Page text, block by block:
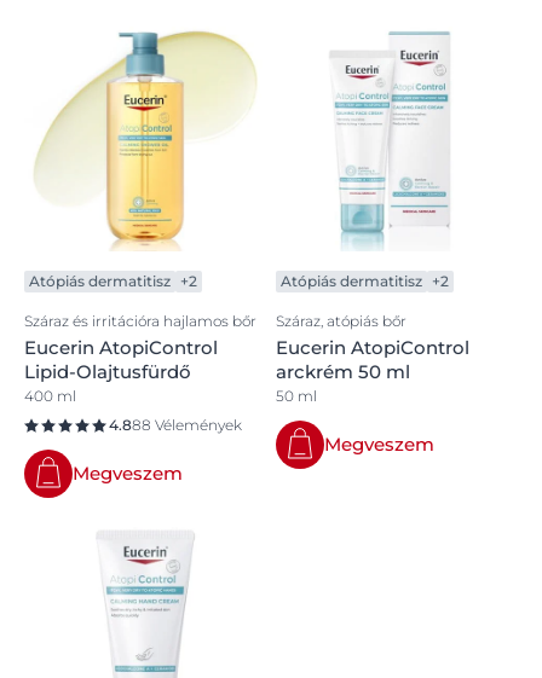
Atópiás dermatitisz +2
Száraz és irritációra hajlamos bőr
Eucerin AtopiControl
Lipid-Olajtusfürdő
400 ml
4.888 Vélemények
Megveszem
Atópiás dermatitisz +2
Száraz, atópiás bőr
Eucerin AtopiControl
arckrém 50 ml
50 ml
Megveszem